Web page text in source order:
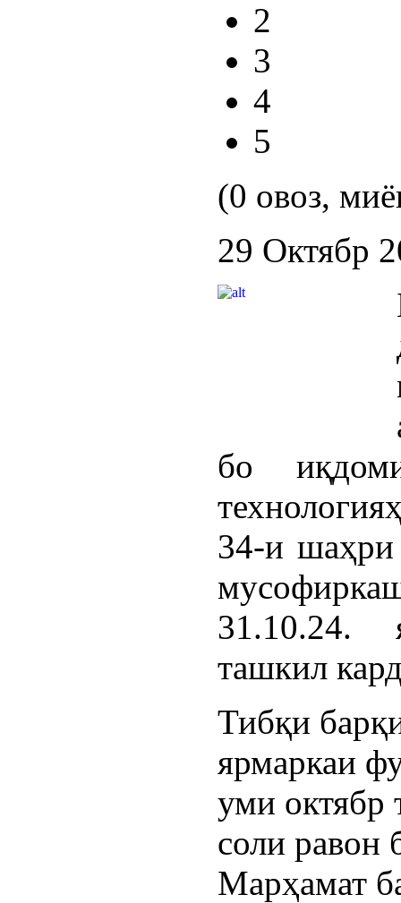
2
3
4
5
(0 овоз,
29 Октябр
бо
34-и шаҳри
31.10.24.
ташкил
Тибқи
ярмаркаи
уми октябр
соли равон
Марҳамат